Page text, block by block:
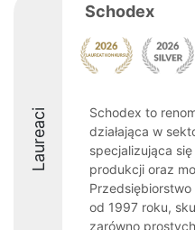
Laureaci
Schodex
Schodex to
działająca w
specjalizująca
produkcji oraz
Przedsiębiorstwo
od 1997 roku,
zarówno